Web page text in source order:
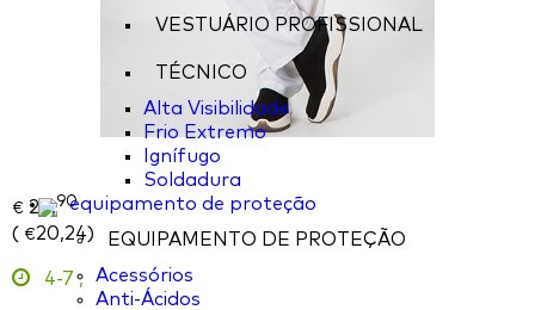
VESTUÁRIO PROFISSIONAL
TÉCNICO
Alta Visibilidade
Frio Extremo
Ignífugo
Soldadura
equipamento de proteção
EQUIPAMENTO DE PROTEÇÃO
Acessórios
Anti-Ácidos
€ 24,90
( €20,24)
4-7,